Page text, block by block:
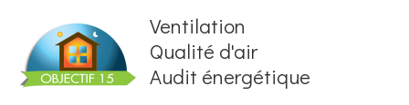
Ventilation
Qualité d'air
Audit énergétique